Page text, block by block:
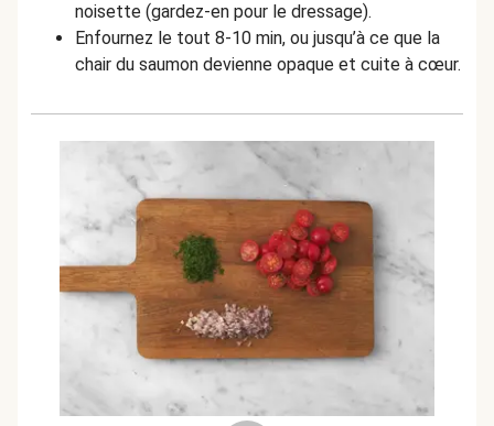
noisette (gardez-en pour le dressage).
Enfournez le tout 8-10 min, ou jusqu’à ce que la
chair du saumon devienne opaque et cuite à cœur.